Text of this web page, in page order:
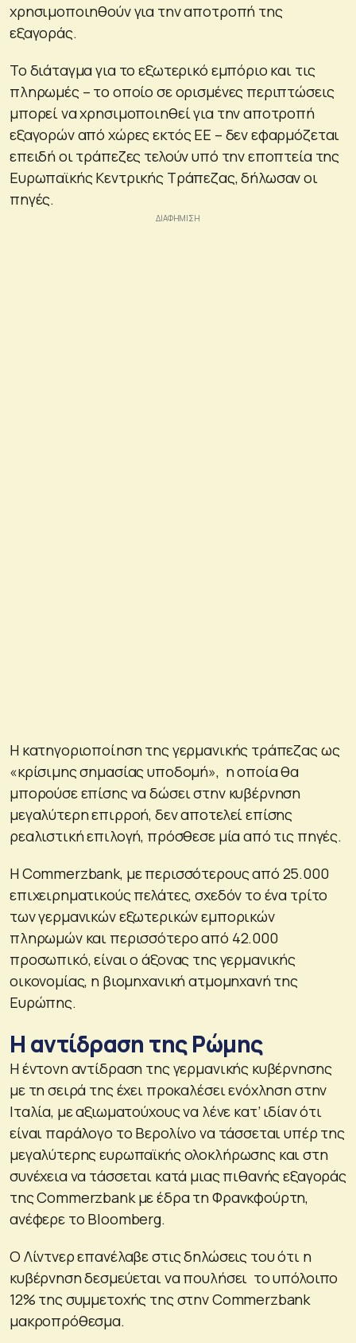
χρησιμοποιηθούν για την αποτροπή της
εξαγοράς.
Το διάταγμα για το εξωτερικό εμπόριο και τις
πληρωμές – το οποίο σε ορισμένες περιπτώσεις
μπορεί να χρησιμοποιηθεί για την αποτροπή
εξαγορών από χώρες εκτός ΕΕ – δεν εφαρμόζεται
επειδή οι τράπεζες τελούν υπό την εποπτεία της
Ευρωπαϊκής Κεντρικής Τράπεζας, δήλωσαν οι
πηγές.
Η κατηγοριοποίηση της γερμανικής τράπεζας ως
«κρίσιμης σημασίας υποδομή», η οποία θα
μπορούσε επίσης να δώσει στην κυβέρνηση
μεγαλύτερη επιρροή, δεν αποτελεί επίσης
ρεαλιστική επιλογή, πρόσθεσε μία από τις πηγές.
Η Commerzbank, με περισσότερους από 25.000
επιχειρηματικούς πελάτες, σχεδόν το ένα τρίτο
των γερμανικών εξωτερικών εμπορικών
πληρωμών και περισσότερο από 42.000
προσωπικό, είναι ο άξονας της γερμανικής
οικονομίας, η βιομηχανική ατμομηχανή της
Ευρώπης.
Η αντίδραση της Ρώμης
Η έντονη αντίδραση της γερμανικής κυβέρνησης
με τη σειρά της έχει προκαλέσει ενόχληση στην
Ιταλία, με αξιωματούχους να λένε κατ’ ιδίαν ότι
είναι παράλογο το Βερολίνο να τάσσεται υπέρ της
μεγαλύτερης ευρωπαϊκής ολοκλήρωσης και στη
συνέχεια να τάσσεται κατά μιας πιθανής εξαγοράς
της Commerzbank με έδρα τη Φρανκφούρτη,
ανέφερε το Bloomberg.
Ο Λίντνερ επανέλαβε στις δηλώσεις του ότι η
κυβέρνηση δεσμεύεται να πουλήσει το υπόλοιπο
12% της συμμετοχής της στην Commerzbank
μακροπρόθεσμα.